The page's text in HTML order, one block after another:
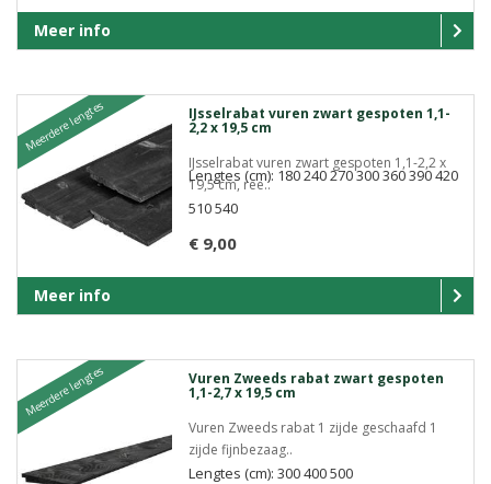
Meer info
Meerdere lengtes IJsselrabat vuren zwart gespoten 1,1-
2,2 x 19,5 cm
IJsselrabat vuren zwart gespoten 1,1-2,2 x
19,5 cm, ree..
€ 9,00
Lengtes (cm): 180 240 270 300 360 390 420
510 540
Meer info
Meerdere lengtes Vuren Zweeds rabat zwart gespoten
1,1-2,7 x 19,5 cm
Vuren Zweeds rabat 1 zijde geschaafd 1
zijde fijnbezaag..
Lengtes (cm): 300 400 500